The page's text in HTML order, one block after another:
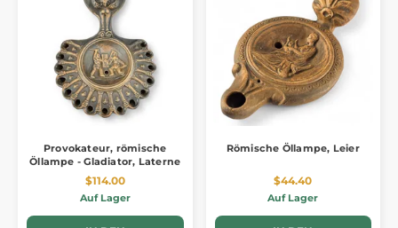
Provokateur, römische
Öllampe - Gladiator, Laterne
$114.00
Auf Lager
Römische Öllampe, Leier
$44.40
Auf Lager